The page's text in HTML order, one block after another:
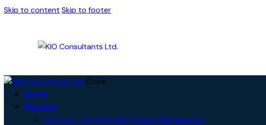
Skip to content Skip to footer
Close
Home
Services
Contract, Commercial & Project Management